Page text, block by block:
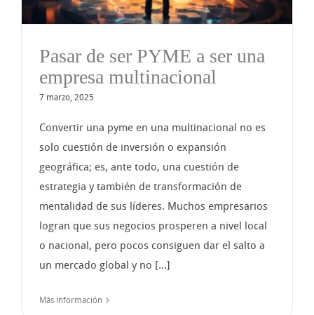
Pasar de ser PYME a ser una
empresa multinacional
7 marzo, 2025
Convertir una pyme en una multinacional no es
solo cuestión de inversión o expansión
geográfica; es, ante todo, una cuestión de
estrategia y también de transformación de
mentalidad de sus líderes. Muchos empresarios
logran que sus negocios prosperen a nivel local
o nacional, pero pocos consiguen dar el salto a
un mercado global y no [...]
Más información